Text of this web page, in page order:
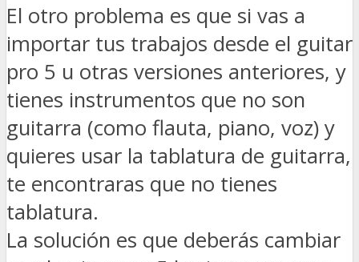
El otro problema es que si vas a
importar tus trabajos desde el guitar
pro 5 u otras versiones anteriores, y
tienes instrumentos que no son
guitarra (como flauta, piano, voz) y
quieres usar la tablatura de guitarra,
te encontraras que no tienes
tablatura.
La solución es que deberás cambiar